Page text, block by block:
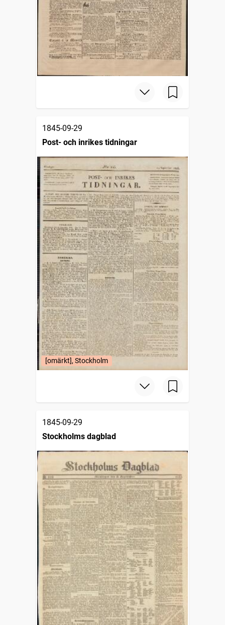
1845-09-29
Post- och inrikes tidningar
[omärkt], Stockholm
1845-09-29
Stockholms dagblad